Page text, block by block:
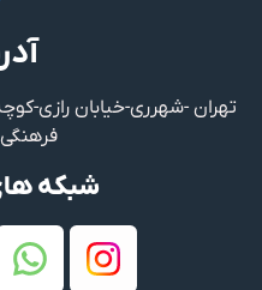
تهران -شهرری-خیابان رازی-
فرهنگی
شبکه